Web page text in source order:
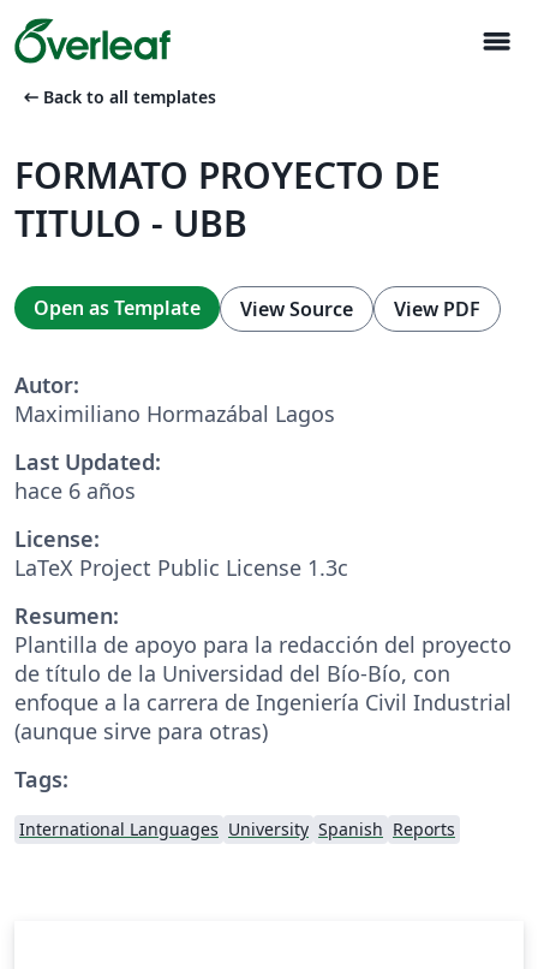
menu
arrow_left_alt Back to all templates
FORMATO PROYECTO DE
TITULO - UBB
Open as Template View Source View PDF
Autor:
Maximiliano Hormazábal Lagos
Last Updated:
hace 6 años
License:
LaTeX Project Public License 1.3c
Resumen:
Plantilla de apoyo para la redacción del proyecto
de título de la Universidad del Bío-Bío, con
enfoque a la carrera de Ingeniería Civil Industrial
(aunque sirve para otras)
Tags:
International Languages University Spanish Reports